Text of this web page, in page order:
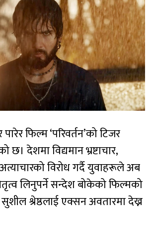
फिल्म ‘परिवर्तन’को टिजर
छ। देशमा विद्यमान भ्रष्टाचार,
विरोध गर्दै युवाहरूले अब
लिनुपर्ने सन्देश बोकेको फिल्मको
श्रेष्ठलाई एक्सन अवतारमा देख्न